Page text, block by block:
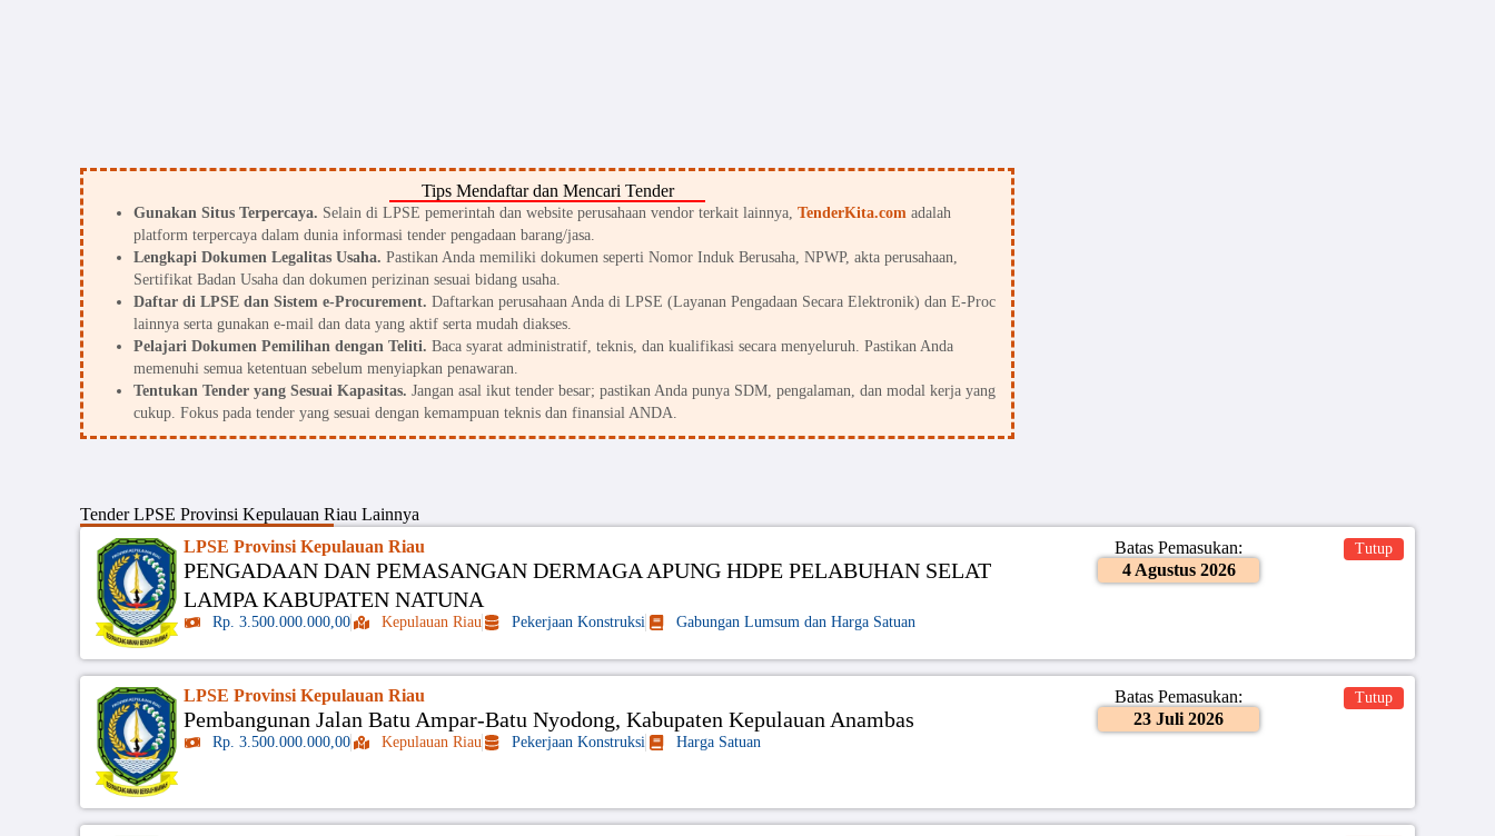
Tips Mendaftar dan Mencari Tender
Gunakan Situs Terpercaya. Selain di LPSE pemerintah dan website perusahaan vendor terkait lainnya, TenderKita.com adalah
platform terpercaya dalam dunia informasi tender pengadaan barang/jasa.
Lengkapi Dokumen Legalitas Usaha. Pastikan Anda memiliki dokumen seperti Nomor Induk Berusaha, NPWP, akta perusahaan,
Sertifikat Badan Usaha dan dokumen perizinan sesuai bidang usaha.
Daftar di LPSE dan Sistem e-Procurement. Daftarkan perusahaan Anda di LPSE (Layanan Pengadaan Secara Elektronik) dan E-Proc
lainnya serta gunakan e-mail dan data yang aktif serta mudah diakses.
Pelajari Dokumen Pemilihan dengan Teliti. Baca syarat administratif, teknis, dan kualifikasi secara menyeluruh. Pastikan Anda
memenuhi semua ketentuan sebelum menyiapkan penawaran.
Tentukan Tender yang Sesuai Kapasitas. Jangan asal ikut tender besar; pastikan Anda punya SDM, pengalaman, dan modal kerja yang
cukup. Fokus pada tender yang sesuai dengan kemampuan teknis dan finansial ANDA.
TenderLPSE Provinsi Kepulauan Riau Lainnya
LPSE Provinsi Kepulauan Riau
PENGADAAN DAN PEMASANGAN DERMAGA APUNG HDPE PELABUHAN SELAT
LAMPA KABUPATEN NATUNA
Rp. 3.500.000.000,00 Kepulauan Riau Pekerjaan Konstruksi Gabungan Lumsum dan Harga Satuan
Batas Pemasukan:
4 Agustus 2026
Tutup
LPSE Provinsi Kepulauan Riau
Pembangunan Jalan Batu Ampar-Batu Nyodong, Kabupaten Kepulauan Anambas
Rp. 3.500.000.000,00 Kepulauan Riau Pekerjaan Konstruksi Harga Satuan
Batas Pemasukan:
23 Juli 2026
Tutup